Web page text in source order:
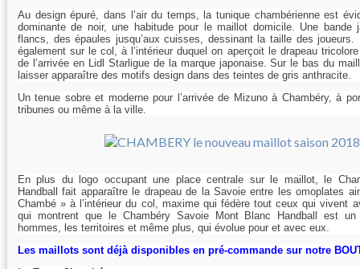
Au design épuré, dans l’air du temps, la tunique chambérienne est
dominante de noir, une habitude pour le maillot domicile. Une bande
flancs, des épaules jusqu’aux cuisses, dessinant la taille des joueurs.
également sur le col, à l’intérieur duquel on aperçoit le drapeau
de l’arrivée en Lidl Starligue de la marque japonaise. Sur le bas du
laisser apparaître des motifs design dans des teintes de gris anthracite.
Un tenue sobre et moderne pour l’arrivée de Mizuno à Chambéry, à
tribunes ou même à la ville.
En plus du logo occupant une place centrale sur le maillot, le
Handball fait apparaître le drapeau de la Savoie entre les omoplates
Chambé » à l’intérieur du col, maxime qui fédère tout ceux qui vivent
qui montrent que le Chambéry Savoie Mont Blanc Handball est
hommes, les territoires et même plus, qui évolue pour et avec eux.
Les maillots sont déjà disponibles en pré-commande sur notre